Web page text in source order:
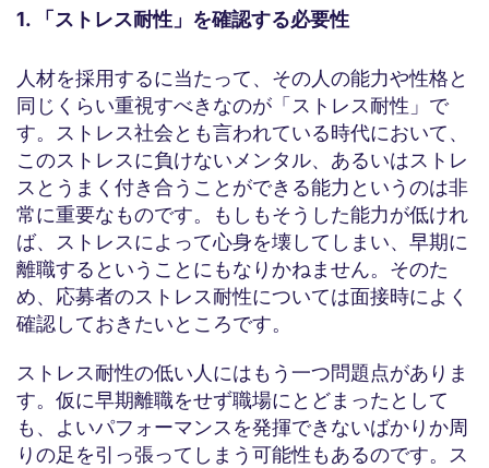
1. 「ストレス耐性」を確認する必要性
人材を採用するに当たって、その人の能力や性格と
同じくらい重視すべきなのが「ストレス耐性」で
す。ストレス社会とも言われている時代において、
このストレスに負けないメンタル、あるいはストレ
スとうまく付き合うことができる能力というのは非
常に重要なものです。もしもそうした能力が低けれ
ば、ストレスによって心身を壊してしまい、早期に
離職するということにもなりかねません。そのた
め、応募者のストレス耐性については面接時によく
確認しておきたいところです。
ストレス耐性の低い人にはもう一つ問題点がありま
す。仮に早期離職をせず職場にとどまったとして
も、よいパフォーマンスを発揮できないばかりか周
りの足を引っ張ってしまう可能性もあるのです。ス